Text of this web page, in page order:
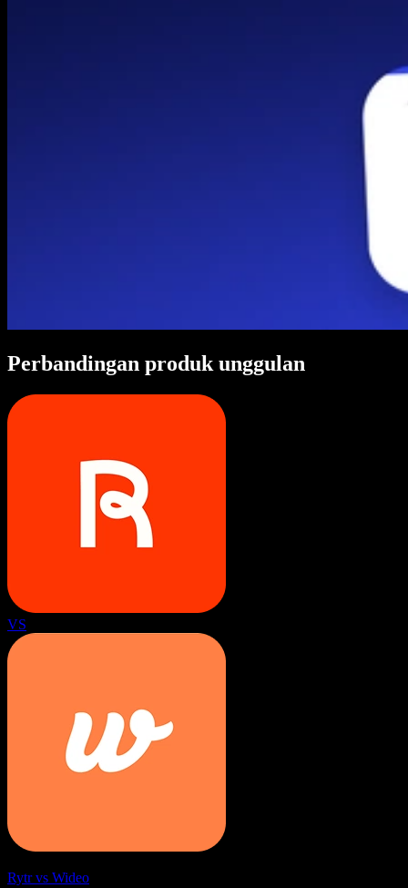
Perbandingan produk unggulan
VS
Rytr vs Wideo